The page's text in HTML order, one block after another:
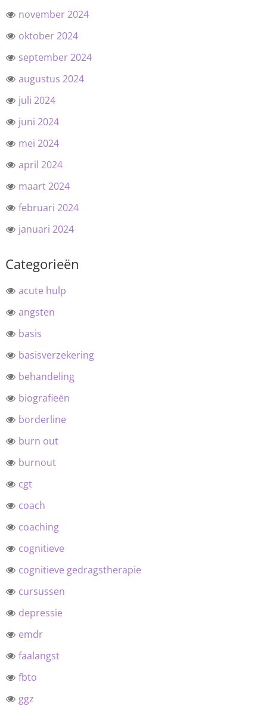
november 2024
oktober 2024
september 2024
augustus 2024
juli 2024
juni 2024
mei 2024
april 2024
maart 2024
februari 2024
januari 2024
Categorieën
acute hulp
angsten
basis
basisverzekering
behandeling
biografieën
borderline
burn out
burnout
cgt
coach
coaching
cognitieve
cognitieve gedragstherapie
cursussen
depressie
emdr
faalangst
fbto
ggz